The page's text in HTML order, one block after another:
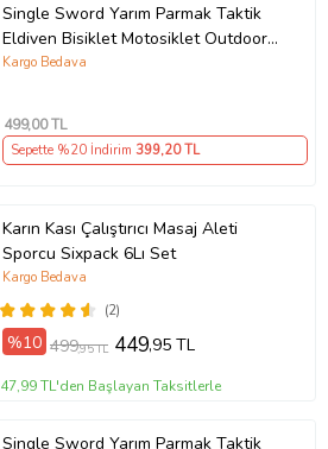
Single Sword Yarım Parmak Taktik
Eldiven Bisiklet Motosiklet Outdoor
Eldiven L//SİYAH
Kargo Bedava
499,00 TL
Sepette %20 İndirim 399,20 TL
Karın Kası Çalıştırıcı Masaj Aleti
Sporcu Sixpack 6Lı Set
(2)
Kargo Bedava
%10 499,95 TL 449,95 TL
47,99 TL'den Başlayan Taksitlerle
Single Sword Yarım Parmak Taktik